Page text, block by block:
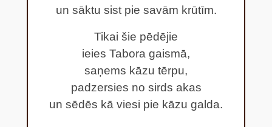
un sāktu sist pie savām krūtīm.
Tikai šie pēdējie
ieies Tabora gaismā,
saņems kāzu tērpu,
padzersies no sirds akas
un sēdēs kā viesi pie kāzu galda.